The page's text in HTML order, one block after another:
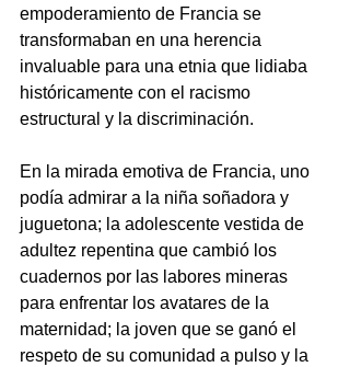
empoderamiento de Francia se
transformaban en una herencia
invaluable para una etnia que lidiaba
históricamente con el racismo
estructural y la discriminación.
En la mirada emotiva de Francia, uno
podía admirar a la niña soñadora y
juguetona; la adolescente vestida de
adultez repentina que cambió los
cuadernos por las labores mineras
para enfrentar los avatares de la
maternidad; la joven que se ganó el
respeto de su comunidad a pulso y la